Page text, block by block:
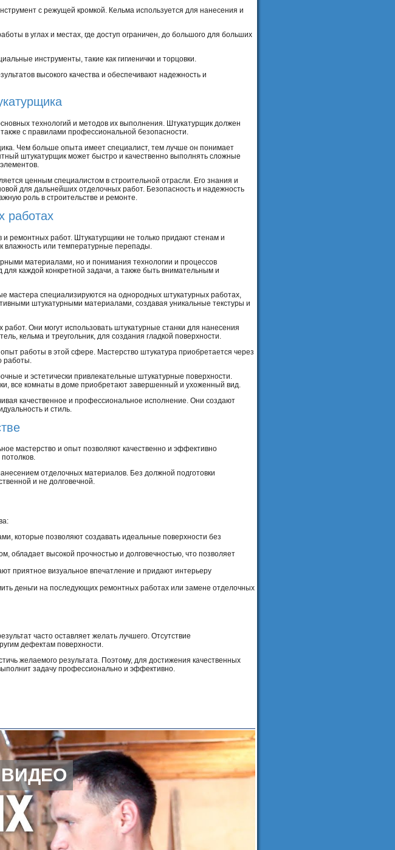
с режущей кромкой. Кельма используется для нанесения и
в углах и местах, где доступ ограничен, до большого для больших
инструменты, такие как гигиенички и торцовки.
высокого качества и обеспечивают надежность и
технологий и методов их выполнения. Штукатурщик должен
с правилами профессиональной безопасности.
Чем больше опыта имеет специалист, тем лучше он понимает
штукатурщик может быстро и качественно выполнять сложные
ценным специалистом в строительной отрасли. Его знания и
для дальнейших отделочных работ. Безопасность и надежность
роль в строительстве и ремонте.
работах
ремонтных работ. Штукатурщики не только придают стенам и
влажность или температурные перепады.
материалами, но и понимания технологии и процессов
каждой конкретной задачи, а также быть внимательным и
мастера специализируются на однородных штукатурных работах,
штукатурными материалами, создавая уникальные текстуры и
Они могут использовать штукатурные станки для нанесения
кельма и треугольник, для создания гладкой поверхности.
работы в этой сфере. Мастерство штукатура приобретается через
работы.
и эстетически привлекательные штукатурные поверхности.
все комнаты в доме приобретают завершенный и ухоженный вид.
качественное и профессиональное исполнение. Они создают
и стиль.
мастерство и опыт позволяют качественно и эффективно
отделочных материалов. Без должной подготовки
и не долговечной.
которые позволяют создавать идеальные поверхности без
обладает высокой прочностью и долговечностью, что позволяет
приятное визуальное впечатление и придают интерьеру
деньги на последующих ремонтных работах или замене отделочных
часто оставляет желать лучшего. Отсутствие
дефектам поверхности.
желаемого результата. Поэтому, для достижения качественных
задачу профессионально и эффективно.